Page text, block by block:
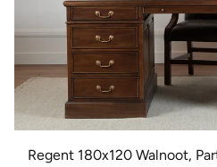
Regent 180x120 Walnoot,